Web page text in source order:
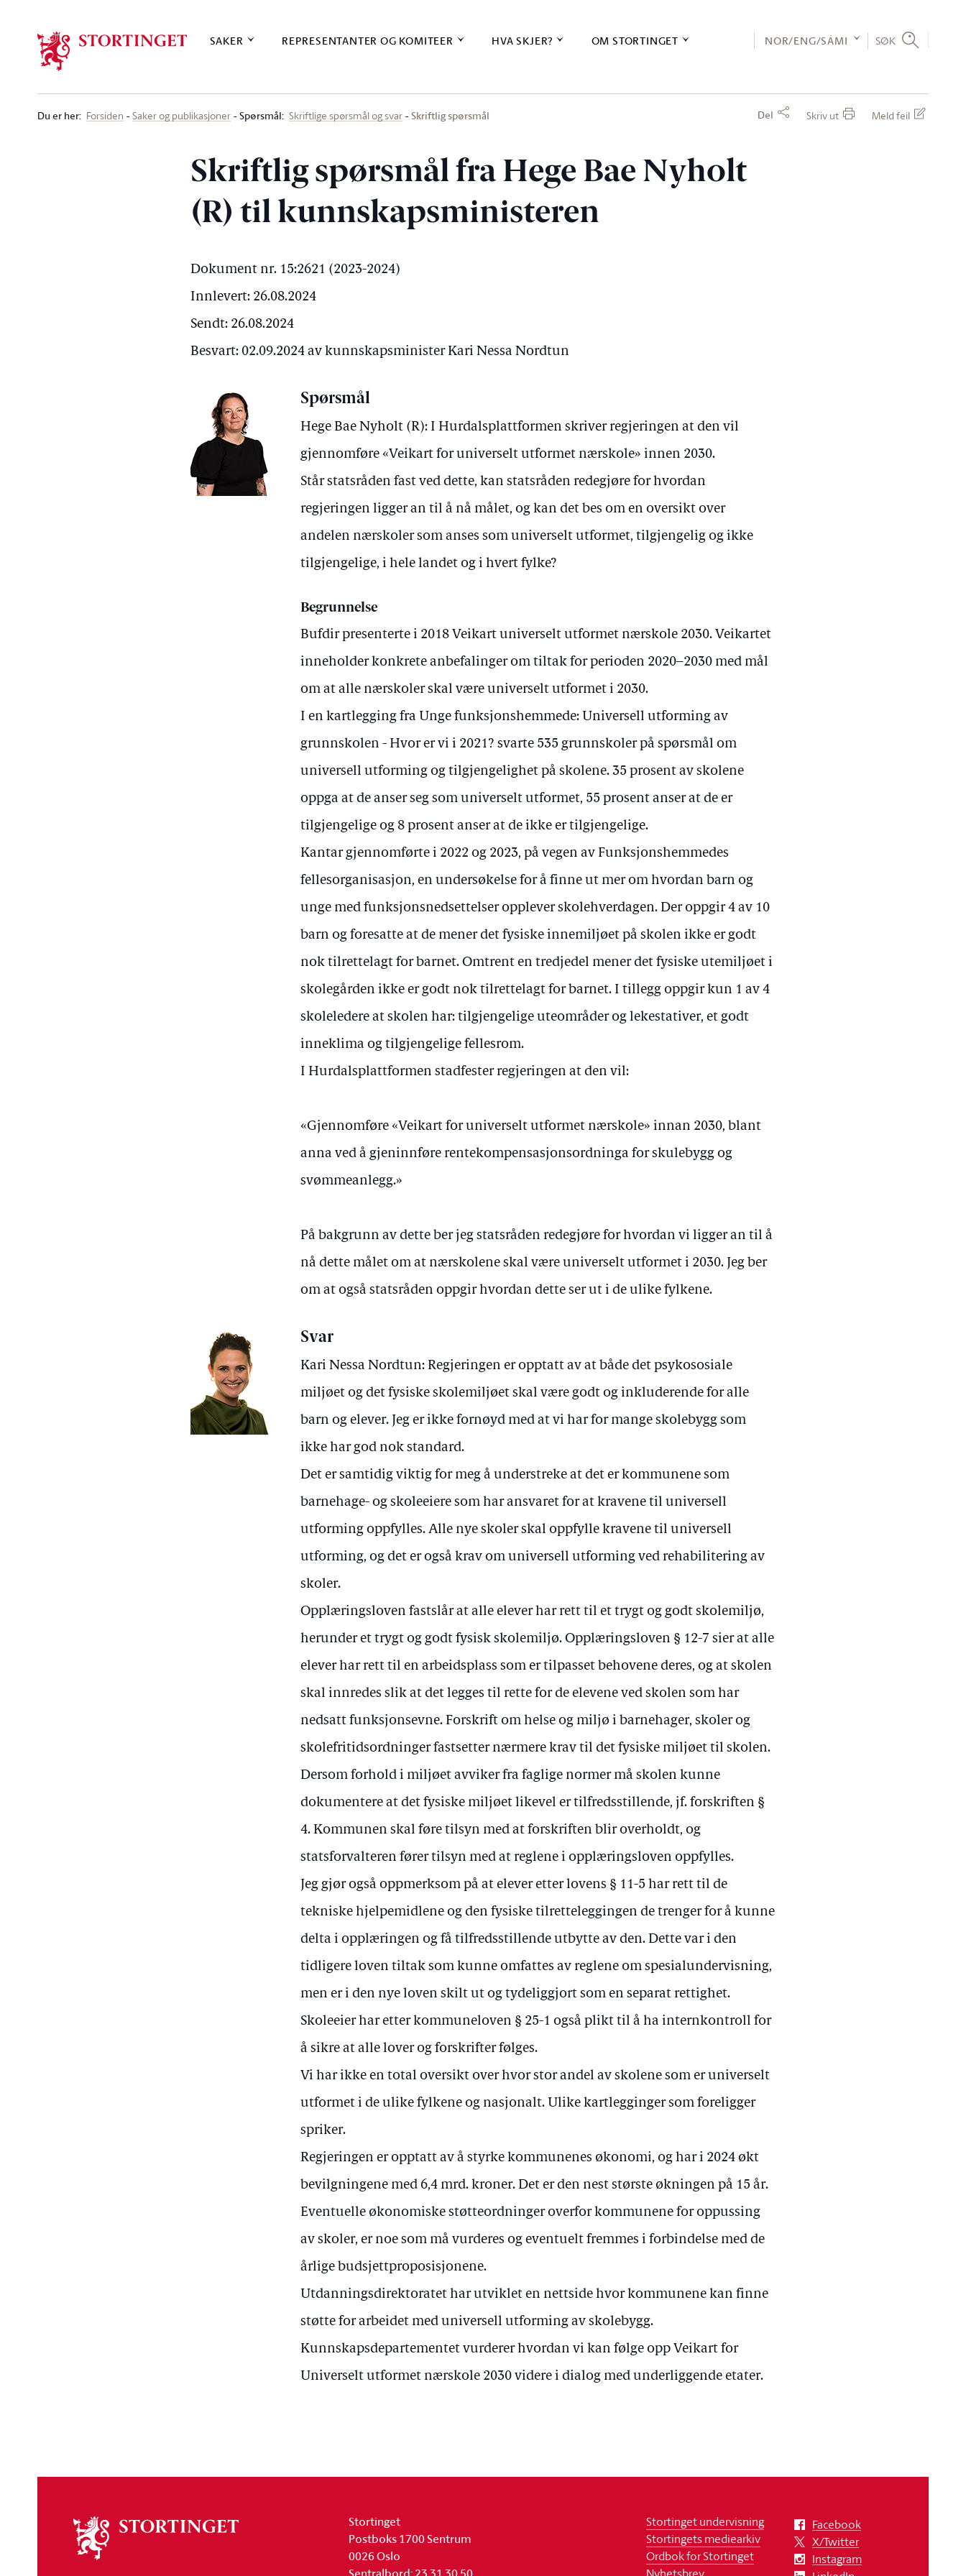
SAKER REPRESENTANTER OG KOMITEER HVA SKJER? OM STORTINGET NOR/ENG/SÁMI SØK
Du er her: Forsiden Saker og publikasjoner Spørsmål: Skriftlige spørsmål og svar Skriftlig spørsmål Del Skriv ut Meld feil
Skriftlig spørsmål fra Hege Bae Nyholt
(R) til kunnskapsministeren
Dokument nr. 15:2621 (2023-2024)
Innlevert: 26.08.2024
Sendt: 26.08.2024
Besvart: 02.09.2024 av kunnskapsminister Kari Nessa Nordtun
Spørsmål
Hege Bae Nyholt (R): I Hurdalsplattformen skriver regjeringen at den vil
gjennomføre «Veikart for universelt utformet nærskole» innen 2030.
Står statsråden fast ved dette, kan statsråden redegjøre for hvordan
regjeringen ligger an til å nå målet, og kan det bes om en oversikt over
andelen nærskoler som anses som universelt utformet, tilgjengelig og ikke
tilgjengelige, i hele landet og i hvert fylke?
Begrunnelse
Bufdir presenterte i 2018 Veikart universelt utformet nærskole 2030. Veikartet
inneholder konkrete anbefalinger om tiltak for perioden 2020–2030 med mål
om at alle nærskoler skal være universelt utformet i 2030.
I en kartlegging fra Unge funksjonshemmede: Universell utforming av
grunnskolen - Hvor er vi i 2021? svarte 535 grunnskoler på spørsmål om
universell utforming og tilgjengelighet på skolene. 35 prosent av skolene
oppga at de anser seg som universelt utformet, 55 prosent anser at de er
tilgjengelige og 8 prosent anser at de ikke er tilgjengelige.
Kantar gjennomførte i 2022 og 2023, på vegen av Funksjonshemmedes
fellesorganisasjon, en undersøkelse for å finne ut mer om hvordan barn og
unge med funksjonsnedsettelser opplever skolehverdagen. Der oppgir 4 av 10
barn og foresatte at de mener det fysiske innemiljøet på skolen ikke er godt
nok tilrettelagt for barnet. Omtrent en tredjedel mener det fysiske utemiljøet i
skolegården ikke er godt nok tilrettelagt for barnet. I tillegg oppgir kun 1 av 4
skoleledere at skolen har: tilgjengelige uteområder og lekestativer, et godt
inneklima og tilgjengelige fellesrom.
I Hurdalsplattformen stadfester regjeringen at den vil:
«Gjennomføre «Veikart for universelt utformet nærskole» innan 2030, blant
anna ved å gjeninnføre rentekompensasjonsordninga for skulebygg og
svømmeanlegg.»
På bakgrunn av dette ber jeg statsråden redegjøre for hvordan vi ligger an til å
nå dette målet om at nærskolene skal være universelt utformet i 2030. Jeg ber
om at også statsråden oppgir hvordan dette ser ut i de ulike fylkene.
Svar
Kari Nessa Nordtun: Regjeringen er opptatt av at både det psykososiale
miljøet og det fysiske skolemiljøet skal være godt og inkluderende for alle
barn og elever. Jeg er ikke fornøyd med at vi har for mange skolebygg som
ikke har god nok standard.
Det er samtidig viktig for meg å understreke at det er kommunene som
barnehage- og skoleeiere som har ansvaret for at kravene til universell
utforming oppfylles. Alle nye skoler skal oppfylle kravene til universell
utforming, og det er også krav om universell utforming ved rehabilitering av
skoler.
Opplæringsloven fastslår at alle elever har rett til et trygt og godt skolemiljø,
herunder et trygt og godt fysisk skolemiljø. Opplæringsloven § 12-7 sier at alle
elever har rett til en arbeidsplass som er tilpasset behovene deres, og at skolen
skal innredes slik at det legges til rette for de elevene ved skolen som har
nedsatt funksjonsevne. Forskrift om helse og miljø i barnehager, skoler og
skolefritidsordninger fastsetter nærmere krav til det fysiske miljøet til skolen.
Dersom forhold i miljøet avviker fra faglige normer må skolen kunne
dokumentere at det fysiske miljøet likevel er tilfredsstillende, jf. forskriften §
4. Kommunen skal føre tilsyn med at forskriften blir overholdt, og
statsforvalteren fører tilsyn med at reglene i opplæringsloven oppfylles.
Jeg gjør også oppmerksom på at elever etter lovens § 11-5 har rett til de
tekniske hjelpemidlene og den fysiske tilretteleggingen de trenger for å kunne
delta i opplæringen og få tilfredsstillende utbytte av den. Dette var i den
tidligere loven tiltak som kunne omfattes av reglene om spesialundervisning,
men er i den nye loven skilt ut og tydeliggjort som en separat rettighet.
Skoleeier har etter kommuneloven § 25-1 også plikt til å ha internkontroll for
å sikre at alle lover og forskrifter følges.
Vi har ikke en total oversikt over hvor stor andel av skolene som er universelt
utformet i de ulike fylkene og nasjonalt. Ulike kartlegginger som foreligger
spriker.
Regjeringen er opptatt av å styrke kommunenes økonomi, og har i 2024 økt
bevilgningene med 6,4 mrd. kroner. Det er den nest største økningen på 15 år.
Eventuelle økonomiske støtteordninger overfor kommunene for oppussing
av skoler, er noe som må vurderes og eventuelt fremmes i forbindelse med de
årlige budsjettproposisjonene.
Utdanningsdirektoratet har utviklet en nettside hvor kommunene kan finne
støtte for arbeidet med universell utforming av skolebygg.
Kunnskapsdepartementet vurderer hvordan vi kan følge opp Veikart for
Universelt utformet nærskole 2030 videre i dialog med underliggende etater.
stortinget
Stortinget
Postboks 1700 Sentrum
0026 Oslo
Stortinget undervisning
Stortingets mediearkiv
Ordbok for Stortinget
Facebook
X/Twitter
Instagram